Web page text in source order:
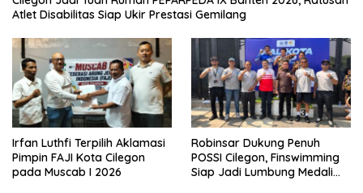
Atlet Disabilitas Siap Ukir Prestasi Gemilang
Irfan Luthfi Terpilih Aklamasi
Pimpin FAJI Kota Cilegon
pada Muscab I 2026
Robinsar Dukung Penuh
POSSI Cilegon, Finswimming
Siap Jadi Lumbung Medali